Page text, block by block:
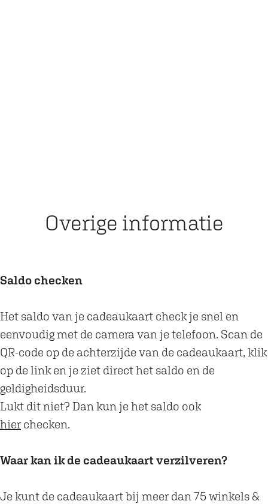
Overige informatie
Saldo checken
Het saldo van je cadeaukaart check je snel en
eenvoudig met de camera van je telefoon. Scan de
QR-code op de achterzijde van de cadeaukaart, klik
op de link en je ziet direct het saldo en de
geldigheidsduur.
Lukt dit niet? Dan kun je het saldo ook
hier checken.
Waar kan ik de cadeaukaart verzilveren?
Je kunt de cadeaukaart bij meer dan 75 winkels &